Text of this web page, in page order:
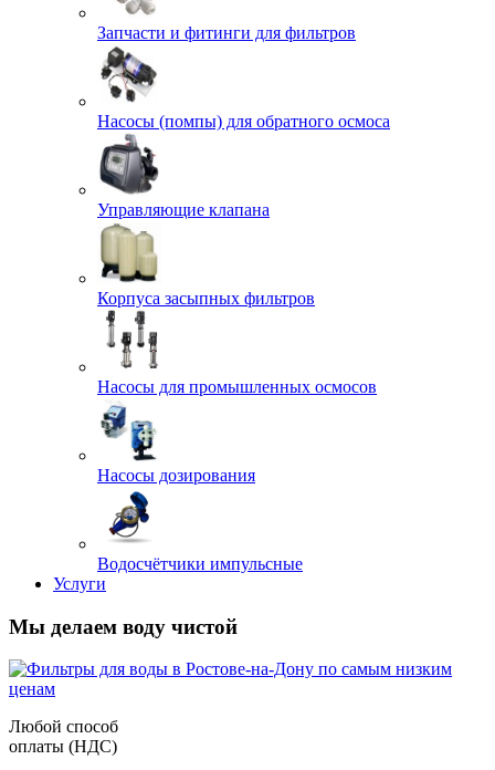
Запчасти и фитинги для фильтров
Насосы (помпы) для обратного осмоса
Управляющие клапана
Корпуса засыпных фильтров
Насосы для промышленных осмосов
Насосы дозирования
Водосчётчики импульсные
Услуги
Мы делаем воду чистой
Любой способ
оплаты (НДС)